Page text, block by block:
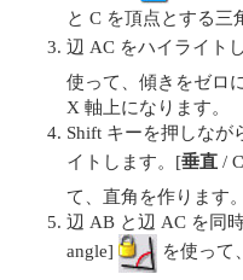
と C を頂点とする三
辺 AC をハイライト
使って、傾きをゼロ
X 軸上になります。
Shift キーを押しなが
イトします。[垂直 /
て、直角を作ります。
辺 AB と辺 AC を同
angle]
を使って、